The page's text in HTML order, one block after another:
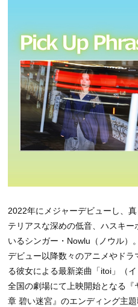
2022年にメジャーデビューし、
テリアスな深めの低音、ハスキ
いるシンガー・Nowlu（ノウル）。
デビュー以降数々のアニメやド
る彼女による最新楽曲「itoi」（
全国の劇場にて上映開始となる
章 碧い迷宮』のエンディング主